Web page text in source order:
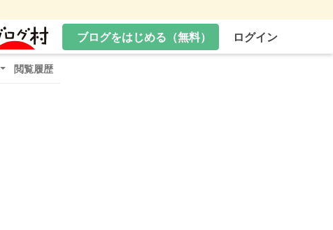
ブログをはじめる（無料）
ログイン
閲覧履歴